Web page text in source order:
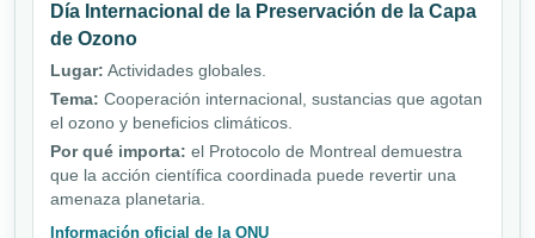
Día Internacional de la Preservación de la Capa
de Ozono
Lugar: Actividades globales.
Tema: Cooperación internacional, sustancias que agotan
el ozono y beneficios climáticos.
Por qué importa: el Protocolo de Montreal demuestra
que la acción científica coordinada puede revertir una
amenaza planetaria.
Información oficial de la ONU